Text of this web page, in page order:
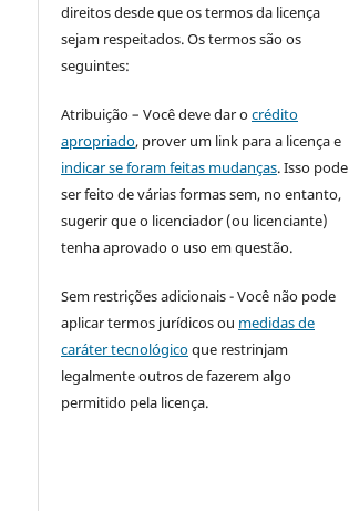
direitos desde que os termos da licença
sejam respeitados. Os termos são os
seguintes:
Atribuição – Você deve dar ocrédito
apropriado, prover um link para a licença e
indicar se foram feitas mudanças. Isso pode
ser feito de várias formas sem, no entanto,
sugerir que o licenciador (ou licenciante)
tenha aprovado o uso em questão.
Sem restrições adicionais - Você não pode
aplicar termos jurídicos ou medidas de
caráter tecnológicoque restrinjam
legalmente outros de fazerem algo
permitido pela licença.